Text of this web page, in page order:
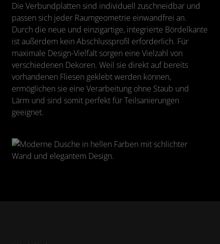
Die Verbundplatten sind individuell zuschneidbar und
passen sich jeder Raumgeometrie einwandfrei an.
Durch die neue und einzigartige, integrierte Bördelkante
ist außerdem kein Abschlussprofil erforderlich. Für
maximale Design-Vielfalt sorgen eine Vielzahl von
verschiedenen Dekoren. Weil sie direkt auf bereits
vorhandenen Fliesen geklebt werden können,
ermöglichen sie eine Verarbeitung ohne Staub und
Lärm und sind somit perfekt für Teilsanierungen
geeignet.